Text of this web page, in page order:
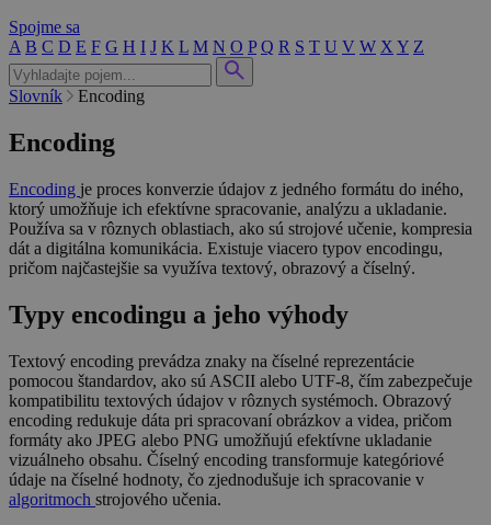
Spojme sa
A B C D E F G H I J K L M N O P Q R S T U V W X Y Z
Slovník Encoding
Encoding
Encoding je proces konverzie údajov z jedného formátu do iného,
ktorý umožňuje ich efektívne spracovanie, analýzu a ukladanie.
Používa sa v rôznych oblastiach, ako sú strojové učenie, kompresia
dát a digitálna komunikácia. Existuje viacero typov encodingu,
pričom najčastejšie sa využíva textový, obrazový a číselný.
Typy encodingu a jeho výhody
Textový encoding prevádza znaky na číselné reprezentácie
pomocou štandardov, ako sú ASCII alebo UTF-8, čím zabezpečuje
kompatibilitu textových údajov v rôznych systémoch. Obrazový
encoding redukuje dáta pri spracovaní obrázkov a videa, pričom
formáty ako JPEG alebo PNG umožňujú efektívne ukladanie
vizuálneho obsahu. Číselný encoding transformuje kategóriové
údaje na číselné hodnoty, čo zjednodušuje ich spracovanie v
algoritmoch strojového učenia.